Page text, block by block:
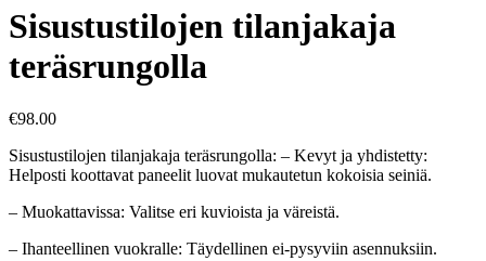
Sisustustilojen tilanjakaja
teräsrungolla
€98.00
Sisustustilojen tilanjakaja teräsrungolla: – Kevyt ja yhdistetty:
Helposti koottavat paneelit luovat mukautetun kokoisia seiniä.
– Muokattavissa: Valitse eri kuvioista ja väreistä.
– Ihanteellinen vuokralle: Täydellinen ei-pysyviin asennuksiin.